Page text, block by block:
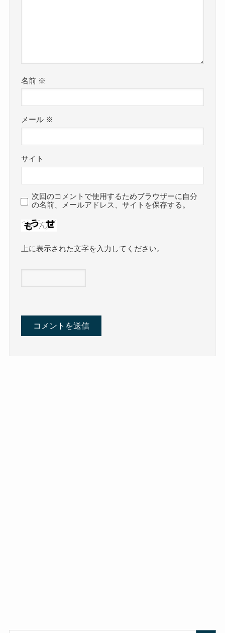
名前 ※
メール ※
サイト
次回のコメントで使用するためブラウザーに自分
の名前、メールアドレス、サイトを保存する。
上に表示された文字を入力してください。